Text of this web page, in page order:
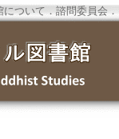
について ．諮問委員会 ．